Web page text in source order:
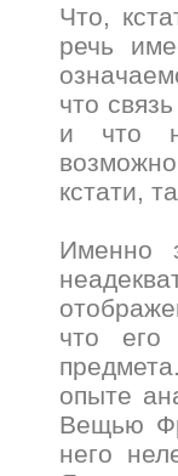
Что,
речь
что
и что
кстати,
Именно
что его
опыте
Вещью
него